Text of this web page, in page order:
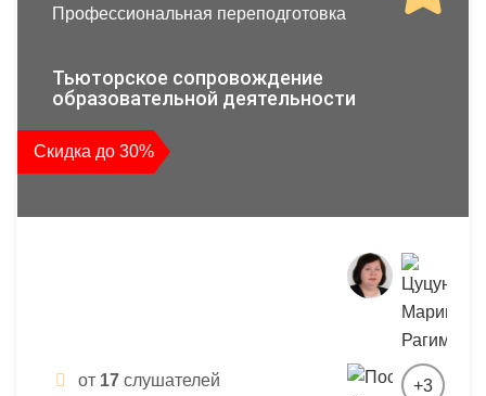
повышения
квалификации
и
профессиональной
Профессиональная переподготовка
Тьюторское сопровождение
образовательной деятельности
Скидка до 30%
от 17 слушателей
+3